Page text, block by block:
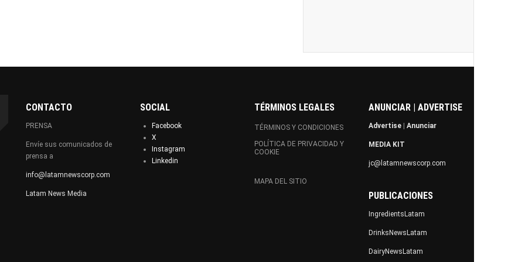
CONTACTO
PRENSA
Envíe sus comunicados de
prensa a
info@latamnewscorp.com
Latam News Media
SOCIAL
Facebook
X
Instagram
Linkedin
TÉRMINOS LEGALES
TÉRMINOS Y CONDICIONES
POLÍTICA DE PRIVACIDAD Y
COOKIE
MAPA DEL SITIO
ANUNCIAR | ADVERTISE
Advertise Anunciar
MEDIA KIT
jc@latamnewscorp.com
PUBLICACIONES
IngredientsLatam
DrinksNewsLatam
DairyNewsLatam